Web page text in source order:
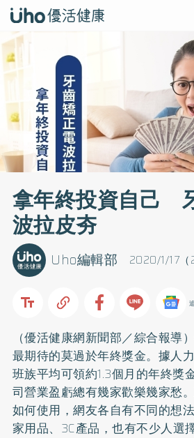
拿年終投資自己
波拉皮夯
2020/1/17（
Uho編輯部
（優活健康網新聞部／綜合報導
最期待的莫過於年終獎金。據人
班族平均可領約1.3個月的年終獎
司營業盈虧總有幾家歡樂幾家愁
如何使用，網友各自有不同的想
家用品、3C產品，也有不少人選